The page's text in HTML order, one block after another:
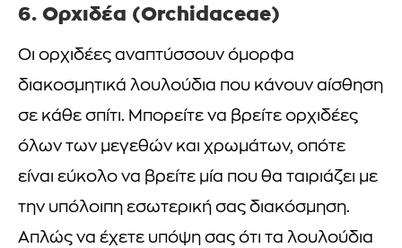
6. Ορχιδέα (Orchidaceae)
Οι ορχιδέες αναπτύσσουν όμορφα
διακοσμητικά λουλούδια που κάνουν αίσθηση
σε κάθε σπίτι. Μπορείτε να βρείτε ορχιδέες
όλων των μεγεθών και χρωμάτων, οπότε
είναι εύκολο να βρείτε μία που θα ταιριάζει με
την υπόλοιπη εσωτερική σας διακόσμηση.
Απλώς να έχετε υπόψη σας ότι τα λουλούδια